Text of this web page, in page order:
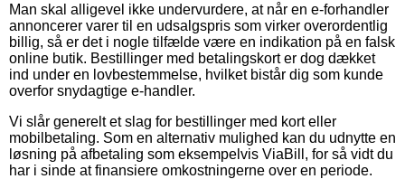
Man skal alligevel ikke undervurdere, at når en e-forhandler
annoncerer varer til en udsalgspris som virker overordentlig
billig, så er det i nogle tilfælde være en indikation på en falsk
online butik. Bestillinger med betalingskort er dog dækket
ind under en lovbestemmelse, hvilket bistår dig som kunde
overfor snydagtige e-handler.
Vi slår generelt et slag for bestillinger med kort eller
mobilbetaling. Som en alternativ mulighed kan du udnytte en
løsning på afbetaling som eksempelvis ViaBill, for så vidt du
har i sinde at finansiere omkostningerne over en periode.